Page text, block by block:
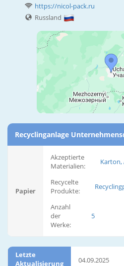
https://nicol-pack.ru
Russland
Recyclinganlage
Papier
Akzeptierte
Materialien:
Karton,
Recycelte
Produkte:
Anzahl
der
Werke:
5
Letzte
Aktualisierung
04.09.2025